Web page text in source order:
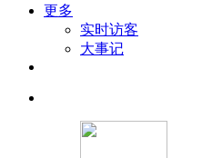
更多
实时访客
大事记